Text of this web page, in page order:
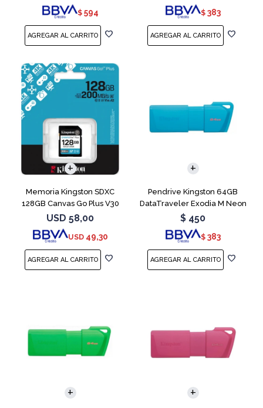
$ 594 $ 383
Memoria Kingston SDXC
128GB Canvas Go Plus V30
USD 58,00
USD 49,30
Pendrive Kingston 64GB
DataTraveler Exodia M Neon
Blue
$ 450
$ 383